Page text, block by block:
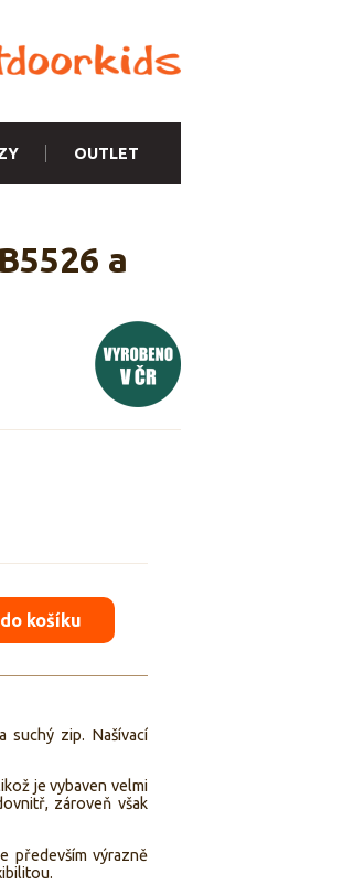
OUTLET
a
košíku
suchý zip. Našívací
je vybaven velmi
zároveň však
především výrazně